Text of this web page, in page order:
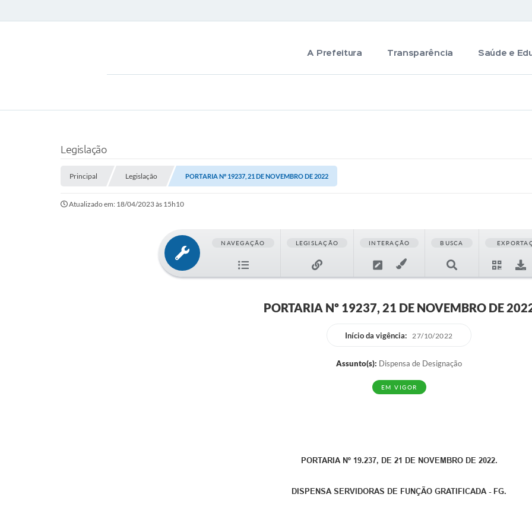
A Prefeitura Transparência Saúde e
Legislação
Principal Legislação PORTARIA Nº 19237, 21 DE NOVEMBRO DE 2022
Atualizado em: 18/04/2023 às 15h10
NAVEGAÇÃO LEGISLAÇÃO INTERAÇÃO BUSCA
PORTARIA Nº 19237, 21 DE NOVEMBRO DE
Início da vigência: 27/10/2022
Assunto(s): Dispensa de Designação
EM VIGOR
PORTARIA Nº 19.237, DE 21 DE NOVEMBRO DE 2022.
DISPENSA SERVIDORAS DE FUNÇÃO GRATIFICADA - FG.